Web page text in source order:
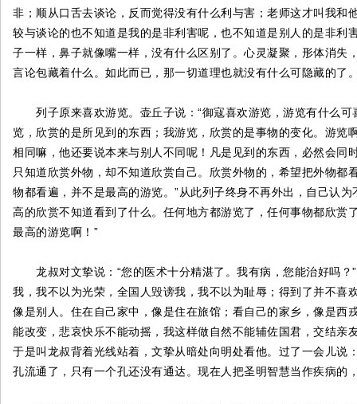
非；顺从口舌去谈论，反而觉得没有什么利与害；老师这才叫我
较与谈论的也不知道是我的是非利害呢，也不知道是别人的是非
子一样，鼻子就像嘴一样，没有什么区别了。心灵凝聚，形体消
言论包藏着什么。如此而已，那一切道理也就没有什么可隐藏的了
列子原来喜欢游览。壶丘子说：“御寇喜欢游览，游览有什么可
览，欣赏的是所见到的东西；我游览，欣赏的是事物的变化。游览
相同嘛，他还要说本来与别人不同呢！凡是见到的东西，必然会
只知道欣赏外物，却不知道欣赏自己。欣赏外物的，希望把外物
物都看遍，并不是最高的游览。”从此列子终身不再外出，自己认
高的欣赏不知道看到了什么。任何地方都游览了，任何事物都欣
最高的游览啊！”
龙叔对文挚说：“您的医术十分精湛了。我有病，您能治好吗？”
我，我不以为光荣，全国人毁谤我，我不以为耻辱；得到了并不
像是别人。住在自己家中，像是住在旅馆；看自己的家乡，像是
能改变，悲哀快乐不能动摇，我这样做自然不能辅佐国君，交结
于是叫龙叔背着光线站着，文挚从暗处向明处看他。过了一会儿
孔流通了，只有一个孔还没有通达。现在人把圣明智慧当作疾病的